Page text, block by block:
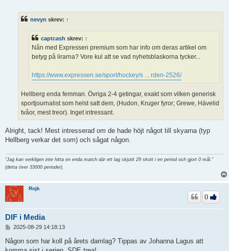
nevyn skrev: ↑
captcash skrev: ↑
Nån med Expressen premium som har info om deras artikel om
betyg på lirarna? Vore kul att se vad nyhetsblaskorna tycker...
https://www.expressen.se/sport/hockey/s ... rden-2526/
Hellberg enda femman. Övriga 2-4 getingar, exakt som vilken generisk
sportjournalist som helst satt dem, (Hudon, Kruger fyror; Grewe, Hävelid
tvåor, mest treor). Inget intressant.
Alright, tack! Mest intresserad om de hade höjt något till skyarna (typ
Hellberg verkar det som) och sågat någon.
"Jag kan verkligen inte hitta en enda match där ett lag skjutit 29 skott i en period och gjort 0 mål."
(detta över 33000 perioder).
Rojk
DIF i Media
0
l
ä
2025-08-29 14:18:13
Någon som har koll på årets damlag? Tippas av Johanna Lagus att